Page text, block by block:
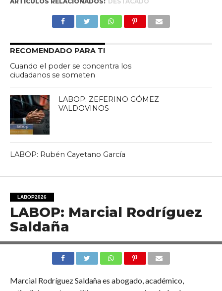
RECOMENDADO PARA TI
Cuando el poder se concentra los
ciudadanos se someten
LABOP: ZEFERINO GÓMEZ
VALDOVINOS
LABOP: Rubén Cayetano García
LABOP2026
LABOP: Marcial Rodríguez
Saldaña
Marcial Rodríguez Saldaña es abogado, académico,